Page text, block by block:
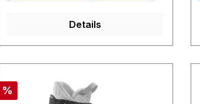
Details
Rabatt
%